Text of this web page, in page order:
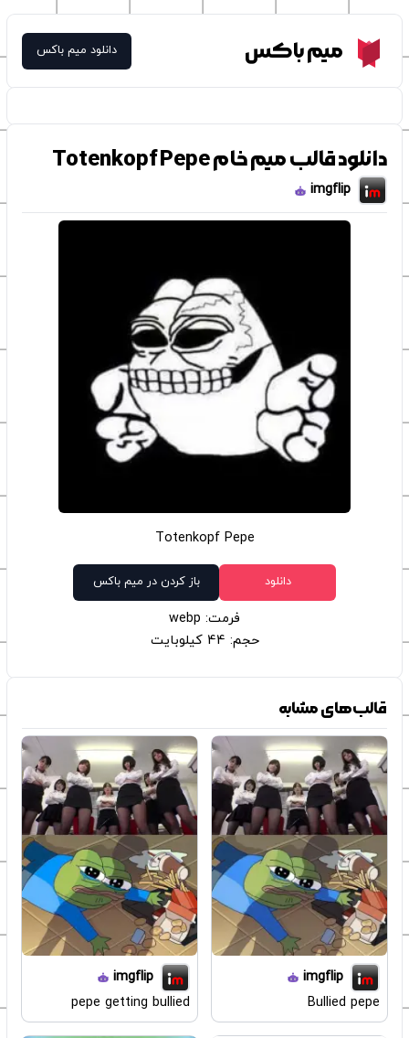
Meme Boxمیم باکس دانلود میم باکس
دانلود قالب میم خام Totenkopf Pepe
imgflip
Totenkopf Pepe
دانلود باز کردن در میم باکس
فرمت: webp
حجم: 44 کیلوبایت
قالب‌های مشابه
imgflip
Bullied pepe
imgflip
pepe getting bullied